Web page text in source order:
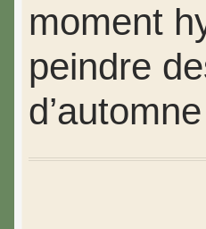
Blog & Hygge
Créer un moment
d’automne
moment
peindre
d’automne